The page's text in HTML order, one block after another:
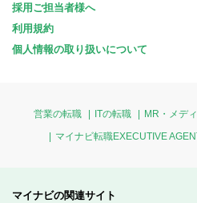
採用ご担当者様へ
利用規約
個人情報の取り扱いについて
営業の転職 ITの転職 MR・メデ
マイナビ転職EXECUTIVE
マイナビの関連サイト